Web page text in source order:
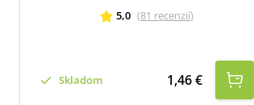
5,0 (81 recenzií)
Skladom 1,46 €